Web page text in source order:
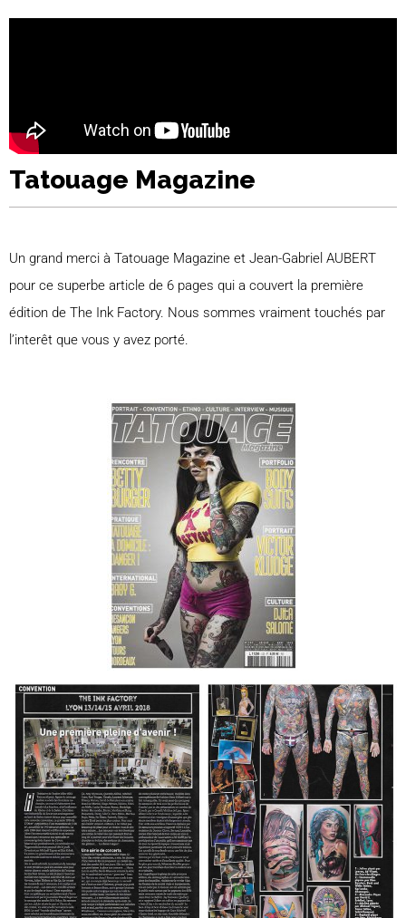
Tatouage Magazine
Un grand merci à Tatouage Magazine et Jean-Gabriel AUBERT
pour ce superbe article de 6 pages qui a couvert la première
édition de The Ink Factory. Nous sommes vraiment touchés par
l’interêt que vous y avez porté.